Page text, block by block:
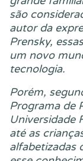
são
autor da
Prensky,
um novo
tecnologia.
Porém,
Programa de
Universidade
até as
alfabetizadas